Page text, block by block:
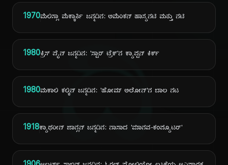
1970ಮೆಲಿಸ್ಸಾ ಮೆಕ್ಕಾರ್ತಿ ಜನ್ಮದಿನ: ಅಮೆರಿಕನ್ ಹಾಸ್ಯನಟಿ ಮತ್ತು ನಟಿ
1980ಕ್ರಿಸ್ ಪೈನ್ ಜನ್ಮದಿನ: 'ಸ್ಟಾರ್ ಟ್ರೆಕ್'ನ ಕ್ಯಾಪ್ಟನ್ ಕಿರ್ಕ್
1980ಮಕಾಲಿ ಕಲ್ಕಿನ್ ಜನ್ಮದಿನ: 'ಹೋಮ್ ಅಲೋನ್'ನ ಬಾಲ ನಟ
1918ಕ್ಯಾಥರೀನ್ ಜಾನ್ಸನ್ ಜನ್ಮದಿನ: ನಾಸಾದ 'ಮಾನವ-ಕಂಪ್ಯೂಟರ್'